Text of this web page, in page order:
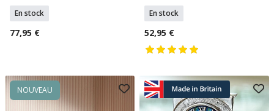
En stock
77,95 €
En stock
52,95 €
NOUVEAU